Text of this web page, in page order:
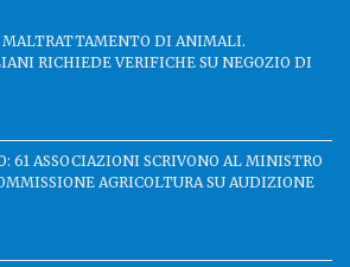
MALTRATTAMENTO DI ANIMALI.
RICHIEDE VERIFICHE SU NEGOZIO DI
61 ASSOCIAZIONI SCRIVONO AL MINISTRO
AGRICOLTURA SU AUDIZIONE